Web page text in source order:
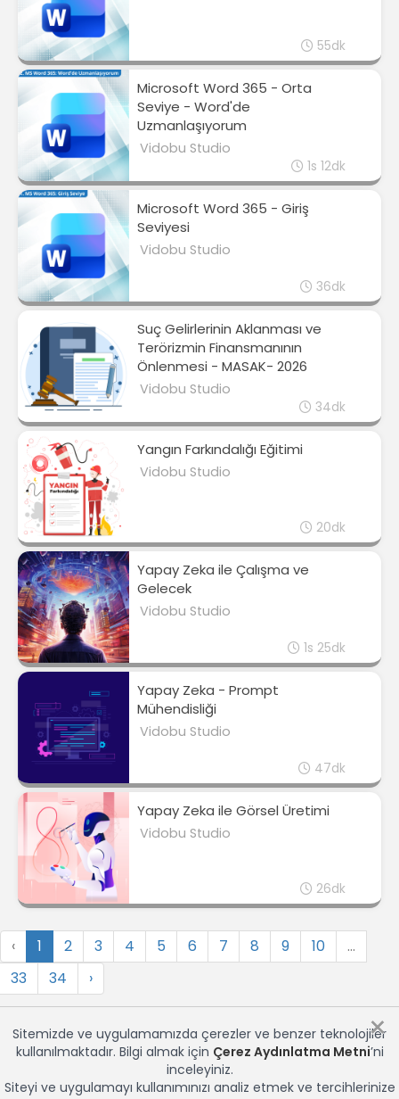
55dk
Microsoft Word 365 - Orta
Seviye - Word'de
Uzmanlaşıyorum
Vidobu Studio
1s 12dk
Microsoft Word 365 - Giriş
Seviyesi
Vidobu Studio
36dk
Suç Gelirlerinin Aklanması ve
Terörizmin Finansmanının
Önlenmesi - MASAK- 2026
Vidobu Studio
34dk
Yangın Farkındalığı Eğitimi
Vidobu Studio
20dk
Yapay Zeka ile Çalışma ve
Gelecek
Vidobu Studio
1s 25dk
Yapay Zeka - Prompt
Mühendisliği
Vidobu Studio
47dk
Yapay Zeka ile Görsel Üretimi
Vidobu Studio
26dk
‹ 1 2 3 4 5 6 7 8 9 10
...
33
34 ›
×
Sitemizde ve uygulamamızda çerezler ve benzer teknolojiler
kullanılmaktadır. Bilgi almak için Çerez Aydınlatma Metni’ni
inceleyiniz.
Siteyi ve uygulamayı kullanımınızı analiz etmek ve tercihlerinize